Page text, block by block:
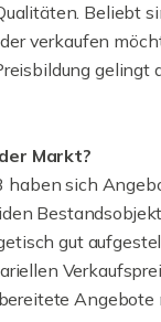
Beliebt
verkaufen
Markt?
sich
gut